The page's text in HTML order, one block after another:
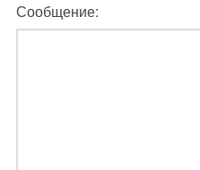
Сообщение: